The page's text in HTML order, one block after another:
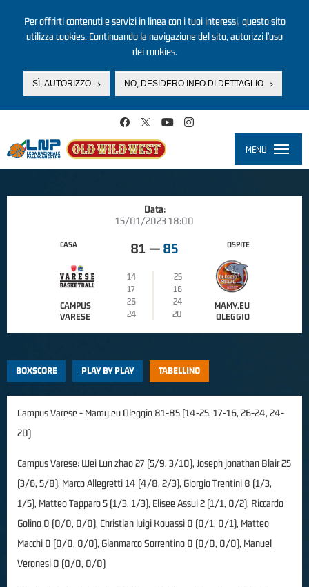
Per offrirti contenuti e servizi in linea con i tuoi interessi, questo sito
utilizza cookies. Continuando la navigazione del sito, autorizzi l’uso
dei cookies.
SÌ, AUTORIZZO NO, DESIDERO INFO DI DETTAGLIO
MENU
Data:
15/01/2023 18:00
CASA
CAMPUS
VARESE
81 — 85
14
25
17
16
26
24
24
20
OSPITE
MAMY.EU
OLEGGIO
BOXSCORE PLAY BY PLAY TABELLINO
Campus Varese - Mamy.eu Oleggio 81-85 (14-25, 17-16, 26-24, 24-
20)
Campus Varese: Wei Lun zhao27 (5/9, 3/10), Joseph jonathan Blair25
(3/6, 5/8), Marco Allegretti14 (4/8, 2/3), Giorgio Trentini 8 (1/3,
1/5), Matteo Tapparo5 (1/3, 1/3), Elisee Assui2 (1/1, 0/2), Riccardo
Golino 0 (0/0, 0/0), Christian luigi Kouassi 0 (0/1, 0/1), Matteo
Macchi 0 (0/0, 0/0), Gianmarco Sorrentino 0 (0/0, 0/0), Manuel
Veronesi 0 (0/0, 0/0)